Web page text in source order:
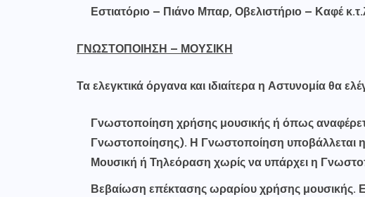
Εστιατόριο – Πιάνο Μπαρ, Οβελιστήριο – Καφέ
ΓΝΩΣΤΟΠΟΙΗΣΗ – ΜΟΥΣΙΚΗ
Τα ελεγκτικά όργανα και ιδιαίτερα η Αστυνομία θα
Γνωστοποίηση χρήσης μουσικής ή όπως
Γνωστοποίησης). Η Γνωστοποίηση υποβάλλεται
Μουσική ή Τηλεόραση χωρίς να υπάρχει η
Βεβαίωση επέκτασης ωραρίου χρήσης μουσικής.